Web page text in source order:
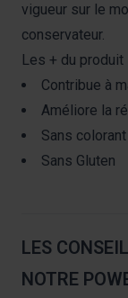
vigueur sur le
conservateur.
Les + du produit
Contribue à
Améliore la
Sans
Sans Gluten
LES
NOTRE